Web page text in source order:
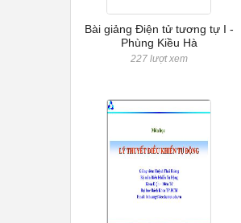
Bài giảng Điện tử tương tự I -
Phùng Kiều Hà
227 lượt xem